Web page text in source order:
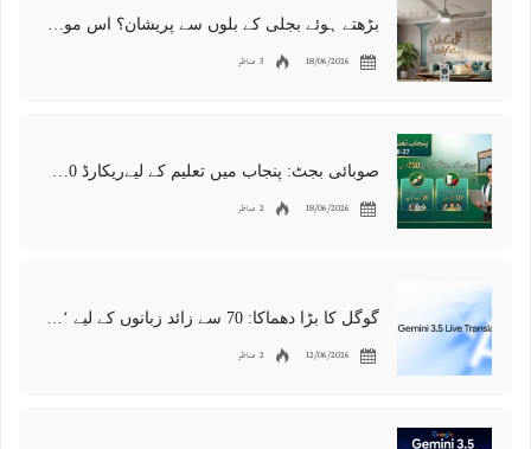
بڑھتے ہوئے بجلی کے بلوں سے پریشان؟ اس موسمِ گرما میں180 قیمتی یونٹس بچانے کا جادوئی طریقہ!
18/06/2026 3 مناظر
صوبائی بجٹ: پنجاب میں تعلیم کے لیےریکارڈ 750 ارب روپے کے فنڈز مختص
18/06/2026 2 مناظر
گوگل کا بڑا دھماکا: 70 سے زائد زبانوں کے لیے ‘رئیل ٹائم’ AI مترجم متعارف، زبانوں کی رکاوٹ ہمیشہ کے لیے ختم
12/06/2026 2 مناظر